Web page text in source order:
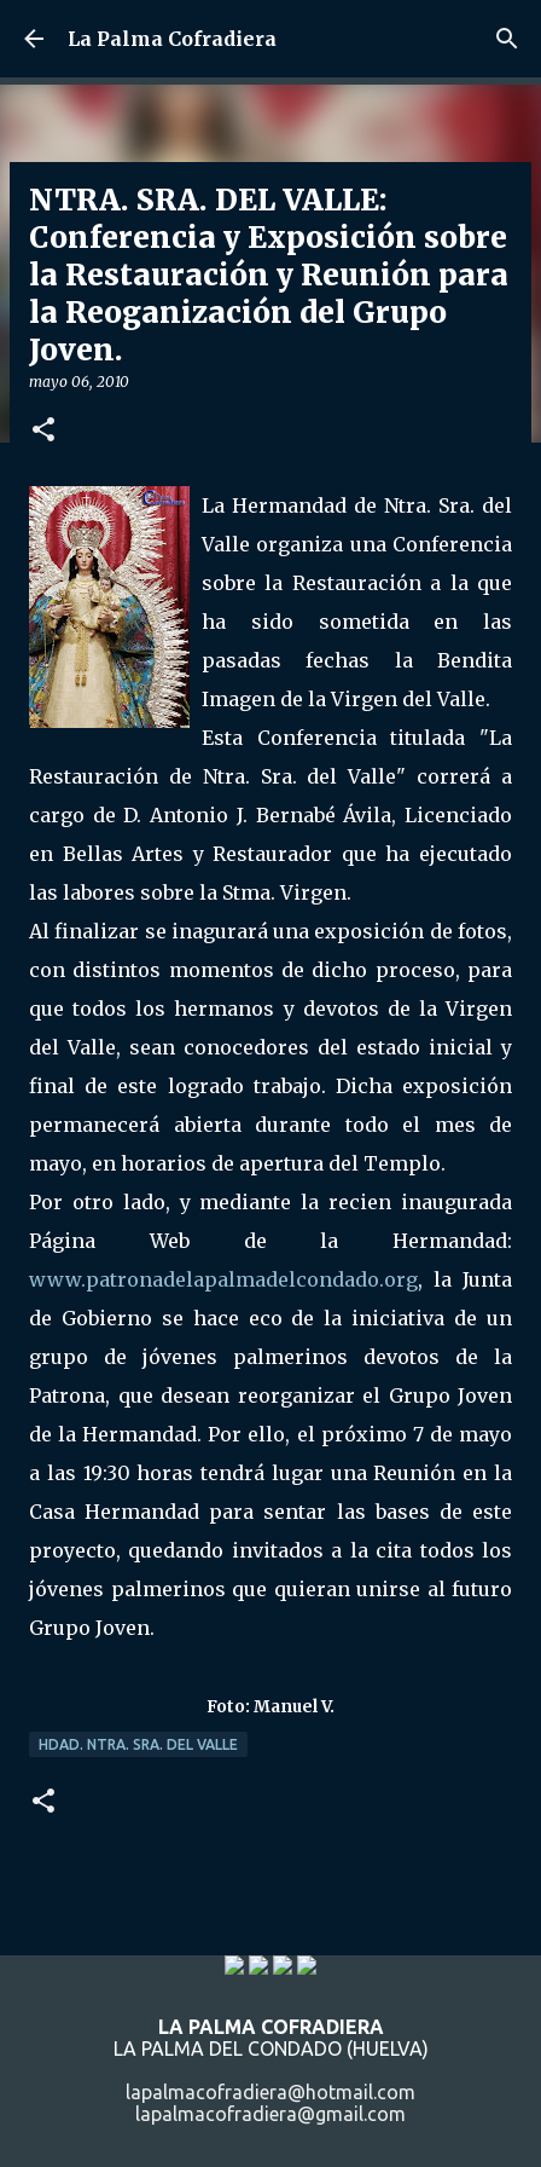
Ir al contenido principal
La Palma Cofradiera
NTRA. SRA. DEL VALLE:
Conferencia y Exposición sobre
la Restauración y Reunión para
la Reoganización del Grupo
Joven.
mayo 06, 2010
La Hermandad de Ntra. Sra. del
Valle organiza una Conferencia
sobre la Restauración a la que
ha sido sometida en las
pasadas fechas la Bendita
Imagen de la Virgen del Valle.
Esta Conferencia titulada "La
Restauración de Ntra. Sra. del Valle" correrá a
cargo de D. Antonio J. Bernabé Ávila, Licenciado
en Bellas Artes y Restaurador que ha ejecutado
las labores sobre la Stma. Virgen.
Al finalizar se inagurará una exposición de fotos,
con distintos momentos de dicho proceso, para
que todos los hermanos y devotos de la Virgen
del Valle, sean conocedores del estado inicial y
final de este logrado trabajo. Dicha exposición
permanecerá abierta durante todo el mes de
mayo, en horarios de apertura del Templo.
Por otro lado, y mediante la recien inaugurada
Página Web de la Hermandad:
www.patronadelapalmadelcondado.org, la Junta
de Gobierno se hace eco de la iniciativa de un
grupo de jóvenes palmerinos devotos de la
Patrona, que desean reorganizar el Grupo Joven
de la Hermandad. Por ello, el próximo 7 de mayo
a las 19:30 horas tendrá lugar una Reunión en la
Casa Hermandad para sentar las bases de este
proyecto, quedando invitados a la cita todos los
jóvenes palmerinos que quieran unirse al futuro
Grupo Joven.
Foto: Manuel V.
HDAD. NTRA. SRA. DEL VALLE
LA PALMA COFRADIERA
LA PALMA DEL CONDADO (HUELVA)
lapalmacofradiera@hotmail.com
lapalmacofradiera@gmail.com